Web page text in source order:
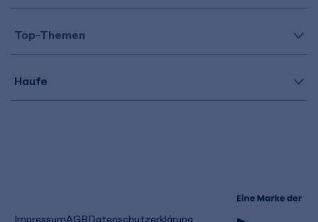
Top-Themen
Haufe
(öffnet